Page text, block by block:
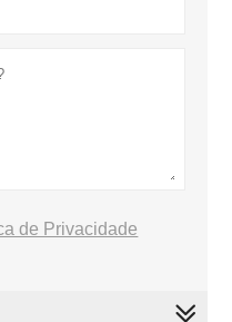
de Privacidade